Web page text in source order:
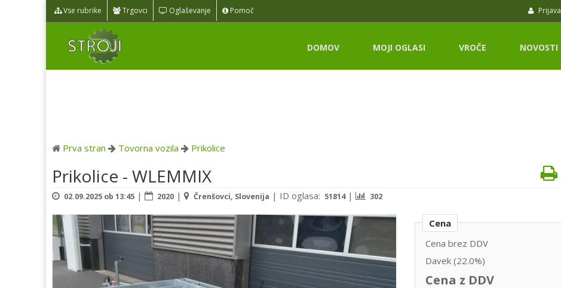
Vse rubrike Trgovci Oglaševanje Pomoč Prijava
DOMOV MOJI OGLASI VROČE NOVOSTI
Prva stran Tovorna vozila Prikolice
Prikolice - WLEMMIX
02.09.2025 ob 13:45 | 2020 | Črenšovci, Slovenija | ID oglasa: 51814| 302
Cena
Cena brez DDV
Davek (22.0%)
Cena z DDV